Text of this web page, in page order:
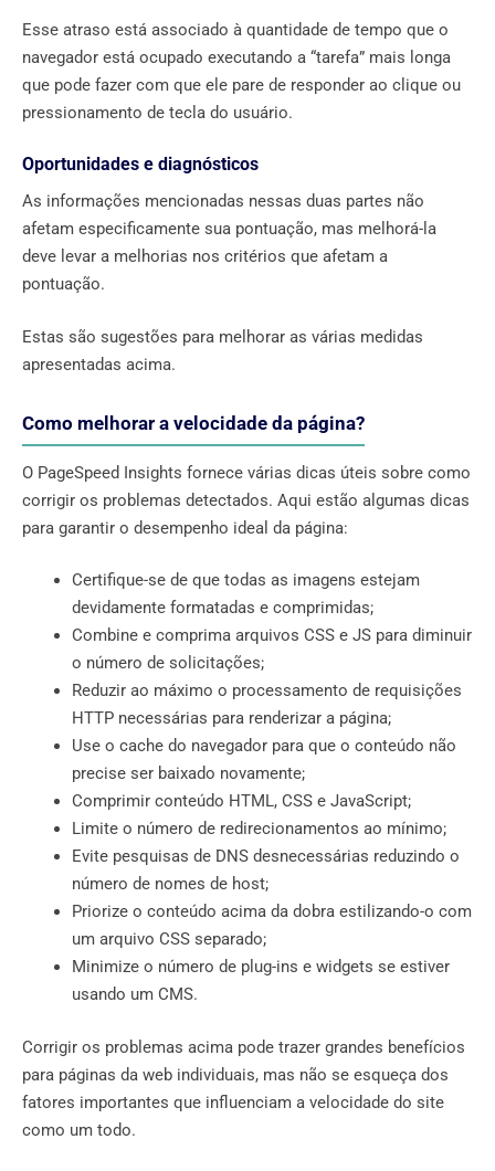
Esse atraso está associado à quantidade de tempo que o
navegador está ocupado executando a “tarefa” mais longa
que pode fazer com que ele pare de responder ao clique ou
pressionamento de tecla do usuário.
Oportunidades e diagnósticos
As informações mencionadas nessas duas partes não
afetam especificamente sua pontuação, mas melhorá-la
deve levar a melhorias nos critérios que afetam a
pontuação.
Estas são sugestões para melhorar as várias medidas
apresentadas acima.
Como melhorar a velocidade da página?
O PageSpeed ​​Insights fornece várias dicas úteis sobre como
corrigir os problemas detectados. Aqui estão algumas dicas
para garantir o desempenho ideal da página:
Certifique-se de que todas as imagens estejam
devidamente formatadas e comprimidas;
Combine e comprima arquivos CSS e JS para diminuir
o número de solicitações;
Reduzir ao máximo o processamento de requisições
HTTP necessárias para renderizar a página;
Use o cache do navegador para que o conteúdo não
precise ser baixado novamente;
Comprimir conteúdo HTML, CSS e JavaScript;
Limite o número de redirecionamentos ao mínimo;
Evite pesquisas de DNS desnecessárias reduzindo o
número de nomes de host;
Priorize o conteúdo acima da dobra estilizando-o com
um arquivo CSS separado;
Minimize o número de plug-ins e widgets se estiver
usando um CMS.
Corrigir os problemas acima pode trazer grandes benefícios
para páginas da web individuais, mas não se esqueça dos
fatores importantes que influenciam a velocidade do site
como um todo.